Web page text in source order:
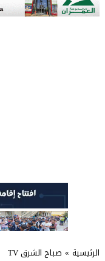
الرئيسية » صباح الشرق TV